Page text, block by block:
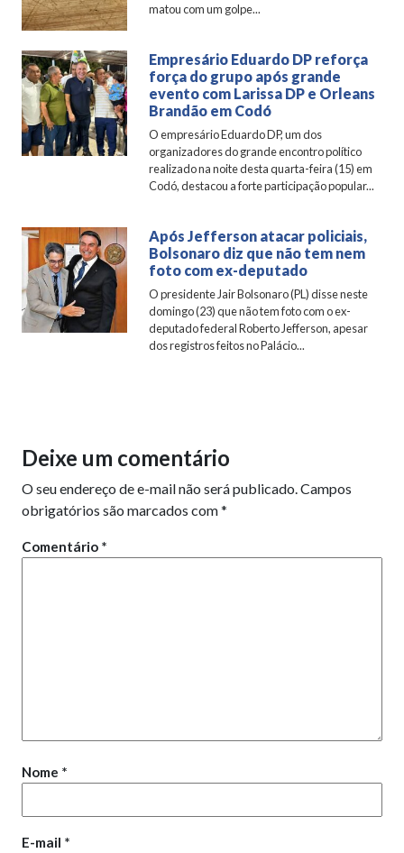
matou com um golpe...
Empresário Eduardo DP reforça
força do grupo após grande
evento com Larissa DP e Orleans
Brandão em Codó
O empresário Eduardo DP, um dos
organizadores do grande encontro político
realizado na noite desta quarta-feira (15) em
Codó, destacou a forte participação popular...
Após Jefferson atacar policiais,
Bolsonaro diz que não tem nem
foto com ex-deputado
O presidente Jair Bolsonaro (PL) disse neste
domingo (23) que não tem foto com o ex-
deputado federal Roberto Jefferson, apesar
dos registros feitos no Palácio...
Deixe um comentário
O seu endereço de e-mail não será publicado. Campos
obrigatórios são marcados com*
Comentário *
Nome *
E-mail *